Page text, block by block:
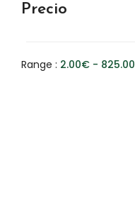
Precio
Range : 2.00€ - 825.00